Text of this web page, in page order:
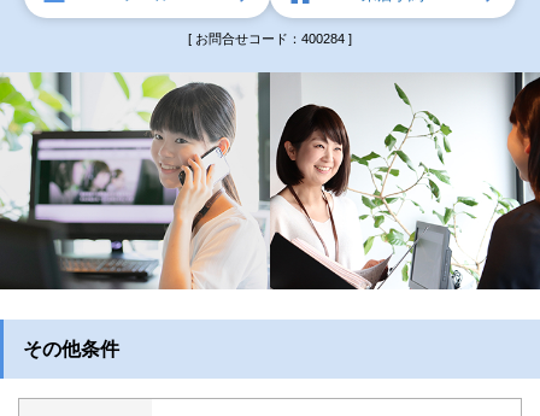
[ お問合せコード：400284 ]
その他条件